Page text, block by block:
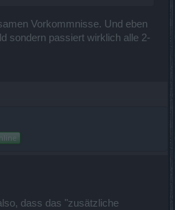
Vorkommnisse. Und eben
sondern passiert wirklich alle 2-
dass das "zusätzliche